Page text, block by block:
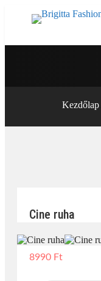
Kezdőlap
Cine ruha
8990 Ft